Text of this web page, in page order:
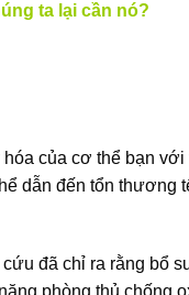
ta lại cần nó?
hóa của cơ thể bạn với
dẫn đến tổn thương
đã chỉ ra rằng bổ
phòng thủ chống